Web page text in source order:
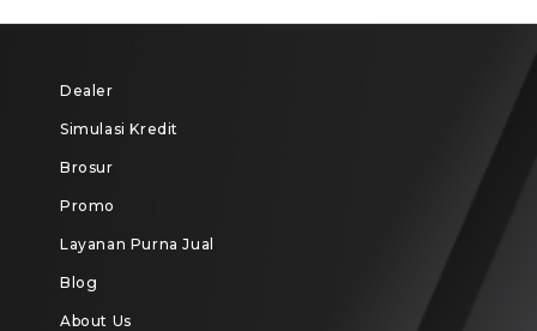
Dealer
Simulasi Kredit
Brosur
Promo
Layanan Purna Jual
Blog
About Us